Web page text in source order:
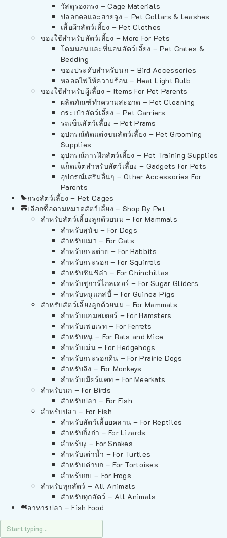
วัสดุรองกรง – Cage Materials
ปลอกคอและสายจูง – Pet Collars & Leashes
เสื้อผ้าสัตว์เลี้ยง – Pet Clothes
ของใช้สำหรับสัตว์เลี้ยง – More For Pets
โดมนอนและที่นอนสัตว์เลี้ยง – Pet Crates &
Bedding
ของประดับสำหรับนก – Bird Accessories
หลอดไฟให้ความร้อน – Heat Light Bulb
ของใช้สำหรับผู้เลี้ยง – Items For Pet Parents
ผลิตภัณฑ์ทำความสะอาด – Pet Cleaning
กระเป๋าสัตว์เลี้ยง – Pet Carriers
รถเข็นสัตว์เลี้ยง – Pet Prams
อุปกรณ์ตัดแต่งขนสัตว์เลี้ยง – Pet Grooming
Supplies
อุปกรณ์การฝึกสัตว์เลี้ยง – Pet Training Supplies
แก็ดเจ็ตสำหรับสัตว์เลี้ยง – Gadgets For Pets
อุปกรณ์เสริมอื่นๆ – Other Accessories For
Parents
กรงสัตว์เลี้ยง – Pet Cages
เลือกซื้อตามหมวดสัตว์เลี้ยง – Shop By Pet
สำหรับสัตว์เลี้ยงลูกด้วยนม – For Mammals
สำหรับสุนัข – For Dogs
สำหรับแมว – For Cats
สำหรับกระต่าย – For Rabbits
สำหรับกระรอก – For Squirrels
สำหรับชินชิล่า – For Chinchillas
สำหรับชูการ์ไกลเดอร์ – For Sugar Gliders
สำหรับหนูแกสบี้ – For Guinea Pigs
สำหรับสัตว์เลี้ยงลูกด้วยนม – For Mammals
สำหรับแฮมสเตอร์ – For Hamsters
สำหรับเฟอเรท – For Ferrets
สำหรับหนู – For Rats and Mice
สำหรับเม่น – For Hedgehogs
สำหรับกระรอกดิน – For Prairie Dogs
สำหรับลิง – For Monkeys
สำหรับเมียร์แคท – For Meerkats
สำหรับนก – For Birds
สำหรับปลา – For Fish
สำหรับปลา – For Fish
สำหรับสัตว์เลื้อยคลาน – For Reptiles
สำหรับกิ้งก่า – For Lizards
สำหรับงู – For Snakes
สำหรับเต่าน้ำ – For Turtles
สำหรับเต่าบก – For Tortoises
สำหรับกบ – For Frogs
สำหรับทุกสัตว์ – All Animals
สำหรับทุกสัตว์ – All Animals
อาหารปลา – Fish Food